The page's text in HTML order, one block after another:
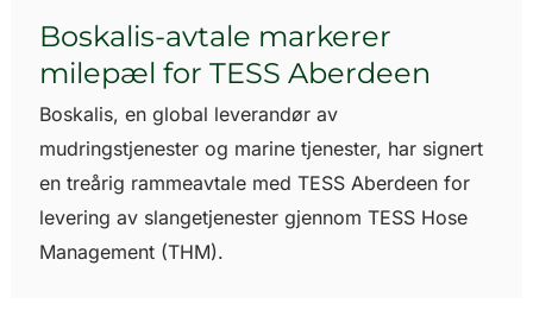
Boskalis-avtale markerer
milepæl for TESS Aberdeen
Boskalis, en global leverandør av
mudringstjenester og marine tjenester, har signert
en treårig rammeavtale med TESS Aberdeen for
levering av slangetjenester gjennom TESS Hose
Management (THM).